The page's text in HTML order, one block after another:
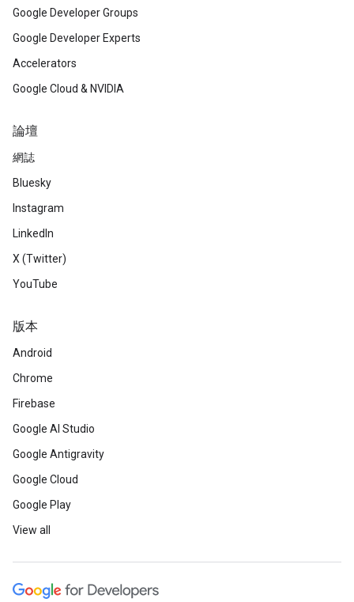
Google Developer Groups
Google Developer Experts
Accelerators
Google Cloud & NVIDIA
論壇
網誌
Bluesky
Instagram
LinkedIn
X (Twitter)
YouTube
版本
Android
Chrome
Firebase
Google AI Studio
Google Antigravity
Google Cloud
Google Play
View all